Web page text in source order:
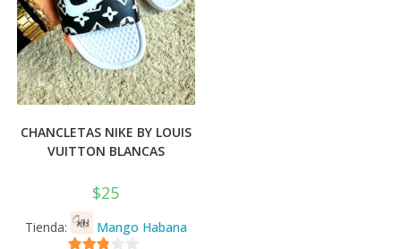
CHANCLETAS NIKE BY LOUIS
VUITTON BLANCAS
$25
Tienda: Mango Habana